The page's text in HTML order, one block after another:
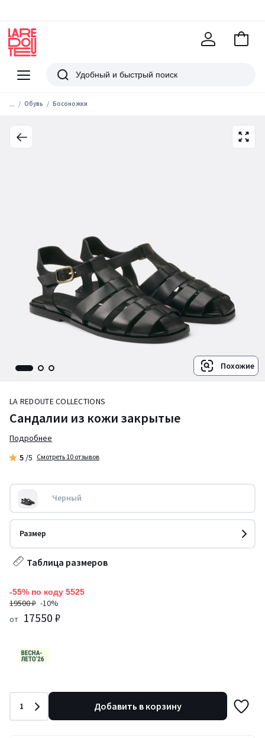
Меню
Redoute
Поиск
В
... Обувь Босоножки
Похожие
LA REDOUTE COLLECTIONS
Сандалии из кожи закрытые
Подробнее
5 /5 Смотреть 10 отзывов
Черный
Размер
Таблица размеров
-55% по коду 5525
19500 ₽ -10%
от 17550 ₽
Количество
1 Добавить в корзину